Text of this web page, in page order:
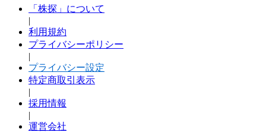
「株探」について
|
利用規約
プライバシーポリシー
|
プライバシー設定
特定商取引表示
|
採用情報
|
運営会社